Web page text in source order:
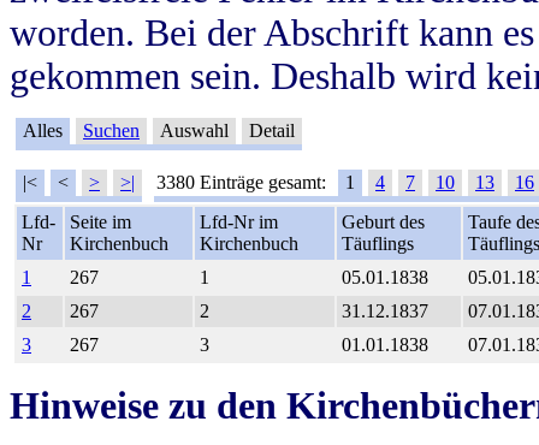
worden. Bei der Abschrift kann
gekommen sein. Deshalb wird
Alles Suchen Auswahl Detail
|< < > >| 3380 Einträge gesamt: 1 4 7 10 13
16
Lfd-
Nr
Seite im
Kirchenbuch
Lfd-Nr im
Kirchenbuch
Geburt des
Täuflings
Taufe
Täuflings
1
267 1 05.01.1838
2
267 2 31.12.1837
3
267 3 01.01.1838
Hinweise zu den